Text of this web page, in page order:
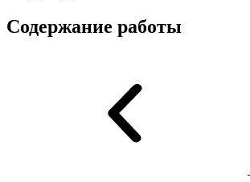
Содержание работы